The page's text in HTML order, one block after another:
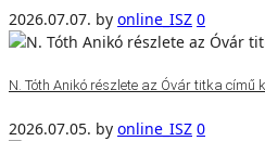
2026.07.07. by online_ISZ 0
N. Tóth Anikó részlete az Óvár titka című
2026.07.05. by online_ISZ 0